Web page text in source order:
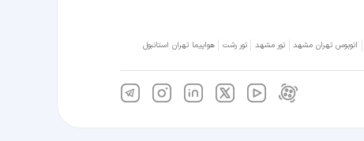
اتوبوس تهران مشهد تور مشهد تور رشت هواپیما تهران استانبول